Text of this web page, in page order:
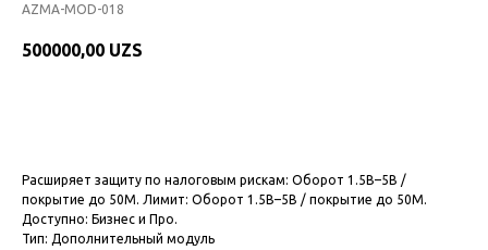
AZMA-MOD-018
500000,00 UZS
Расширяет защиту по налоговым рискам: Оборот 1.5B–5B /
покрытие до 50M. Лимит: Оборот 1.5B–5B / покрытие до 50M.
Доступно: Бизнес и Про.
Тип: Дополнительный модуль